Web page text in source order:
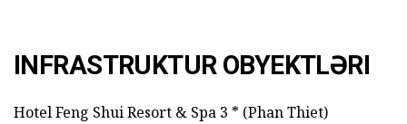
INFRASTRUKTUR OBYEKTLƏRI
Hotel Feng Shui Resort & Spa 3 * (Phan Thiet)